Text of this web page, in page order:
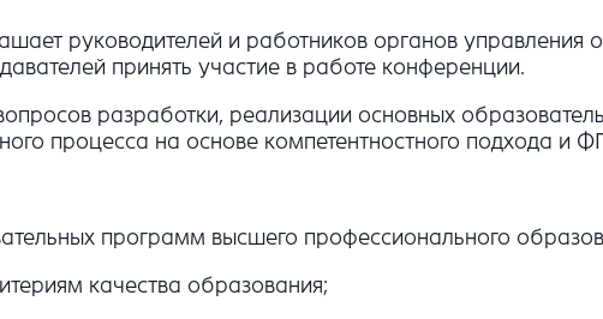
руководителей и работников органов управления
принять участие в работе конференции.
разработки, реализации основных
процесса на основе компетентностного подхода и
программ высшего профессионального
качества образования;